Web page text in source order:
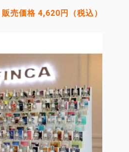
販売価格 4,620円（税込）